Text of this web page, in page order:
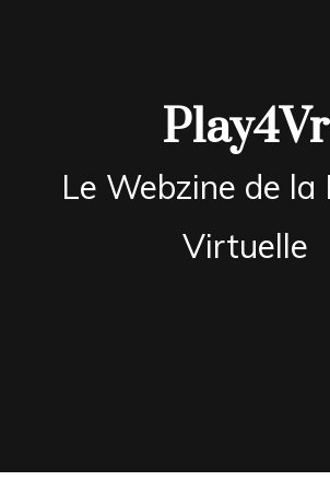
Play4Vr
Le Webzine de la
Virtuelle